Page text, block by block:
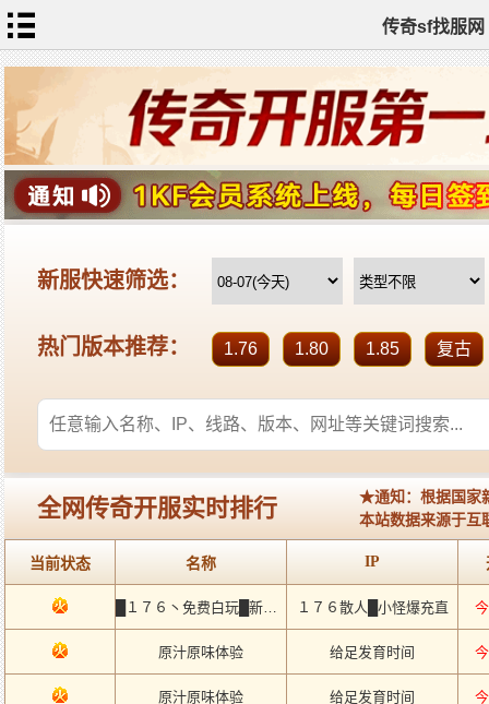
传奇sf找服网
首
页
传
奇
私
服
新
开
传
奇
热
血
传
奇
sf
找
服
发
布
全
站
标
签